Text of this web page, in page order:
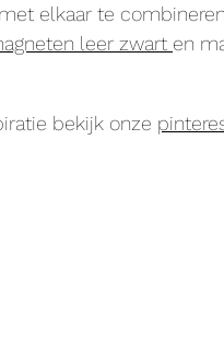
elkaar te
leer zwart en
bekijk onze